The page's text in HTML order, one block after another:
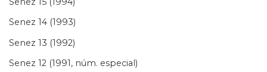
Senez 14 (1993)
Senez 13 (1992)
Senez 12 (1991, núm. especial)